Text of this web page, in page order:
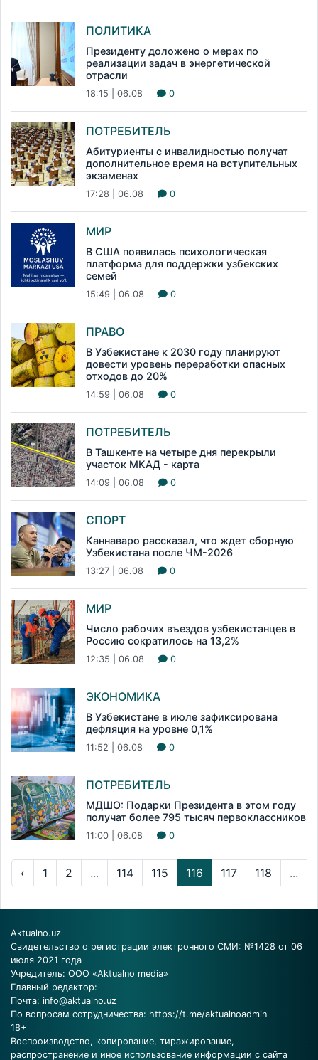
ПОЛИТИКА
Президенту доложено о мерах по
реализации задач в энергетической
отрасли
18:15 | 06.08 0
ПОТРЕБИТЕЛЬ
Абитуриенты с инвалидностью получат
дополнительное время на вступительных
экзаменах
17:28 | 06.08 0
МИР
В США появилась психологическая
платформа для поддержки узбекских
семей
15:49 | 06.08 0
ПРАВО
В Узбекистане к 2030 году планируют
довести уровень переработки опасных
отходов до 20%
14:59 | 06.08 0
ПОТРЕБИТЕЛЬ
В Ташкенте на четыре дня перекрыли
участок МКАД - карта
14:09 | 06.08 0
СПОРТ
Каннаваро рассказал, что ждет сборную
Узбекистана после ЧМ-2026
13:27 | 06.08 0
МИР
Число рабочих въездов узбекистанцев в
Россию сократилось на 13,2%
12:35 | 06.08 0
ЭКОНОМИКА
В Узбекистане в июле зафиксирована
дефляция на уровне 0,1%
11:52 | 06.08 0
ПОТРЕБИТЕЛЬ
МДШО: Подарки Президента в этом году
получат более 795 тысяч первоклассников
11:00 | 06.08 0
‹ 1 2 ... 114 115 116 117 118 ...
Aktualno.uz
Свидетельство о регистрации электронного СМИ: №1428 от 06
июля 2021 года
Учредитель: ООО «Aktualno media»
Главный редактор:
Почта: info@aktualno.uz
По вопросам сотрудничества: https://t.me/aktualnoadmin
18+
Воспроизводство, копирование, тиражирование,
распространение и иное использование информации с сайта